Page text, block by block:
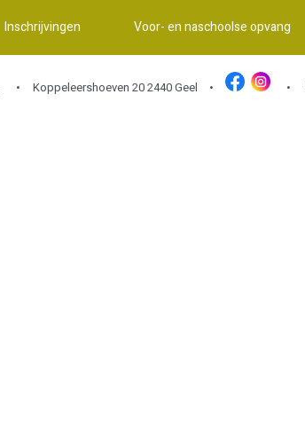
Inschrijvingen Voor- en naschoolse opvang
Koppeleershoeven 20 2440 Geel •